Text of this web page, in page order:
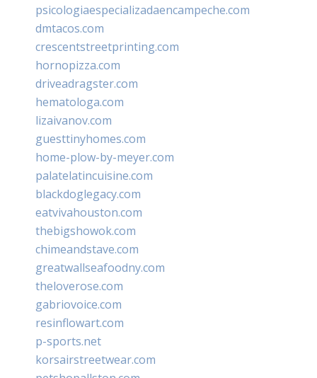
psicologiaespecializadaencampeche.com
dmtacos.com
crescentstreetprinting.com
hornopizza.com
driveadragster.com
hematologa.com
lizaivanov.com
guesttinyhomes.com
home-plow-by-meyer.com
palatelatincuisine.com
blackdoglegacy.com
eatvivahouston.com
thebigshowok.com
chimeandstave.com
greatwallseafoodny.com
theloverose.com
gabriovoice.com
resinflowart.com
p-sports.net
korsairstreetwear.com